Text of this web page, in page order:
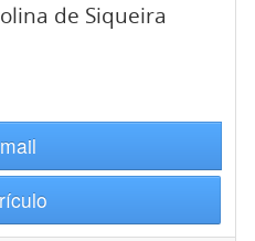
de Siqueira